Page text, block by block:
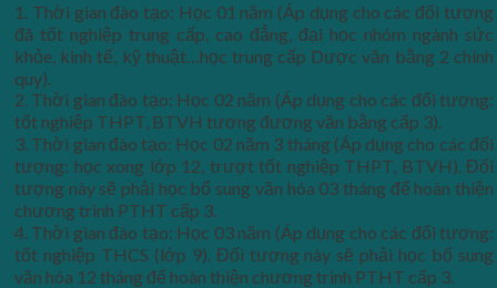
1. Thời gian đào tạo: Học 01 năm (Áp dụng cho các đối tượng
đã tốt nghiệp trung cấp, cao đẳng, đại học nhóm ngành sức
khỏe, kinh tế, kỹ thuật…học trung cấp Dược văn bằng 2 chính
quy).
2. Thời gian đào tạo: Học 02 năm (Áp dụng cho các đối tượng:
tốt nghiệp THPT, BTVH tương đương văn bằng cấp 3).
3. Thời gian đào tạo: Học 02 năm 3 tháng (Áp dụng cho các đối
tượng: học xong lớp 12, trượt tốt nghiệp THPT, BTVH). Đối
tượng này sẽ phải học bổ sung văn hóa 03 tháng để hoàn thiện
chương trình PTHT cấp 3.
4. Thời gian đào tạo: Học 03 năm (Áp dụng cho các đối tượng:
tốt nghiệp THCS (lớp 9). Đối tượng này sẽ phải học bổ sung
văn hóa 12 tháng để hoàn thiện chương trình PTHT cấp 3.